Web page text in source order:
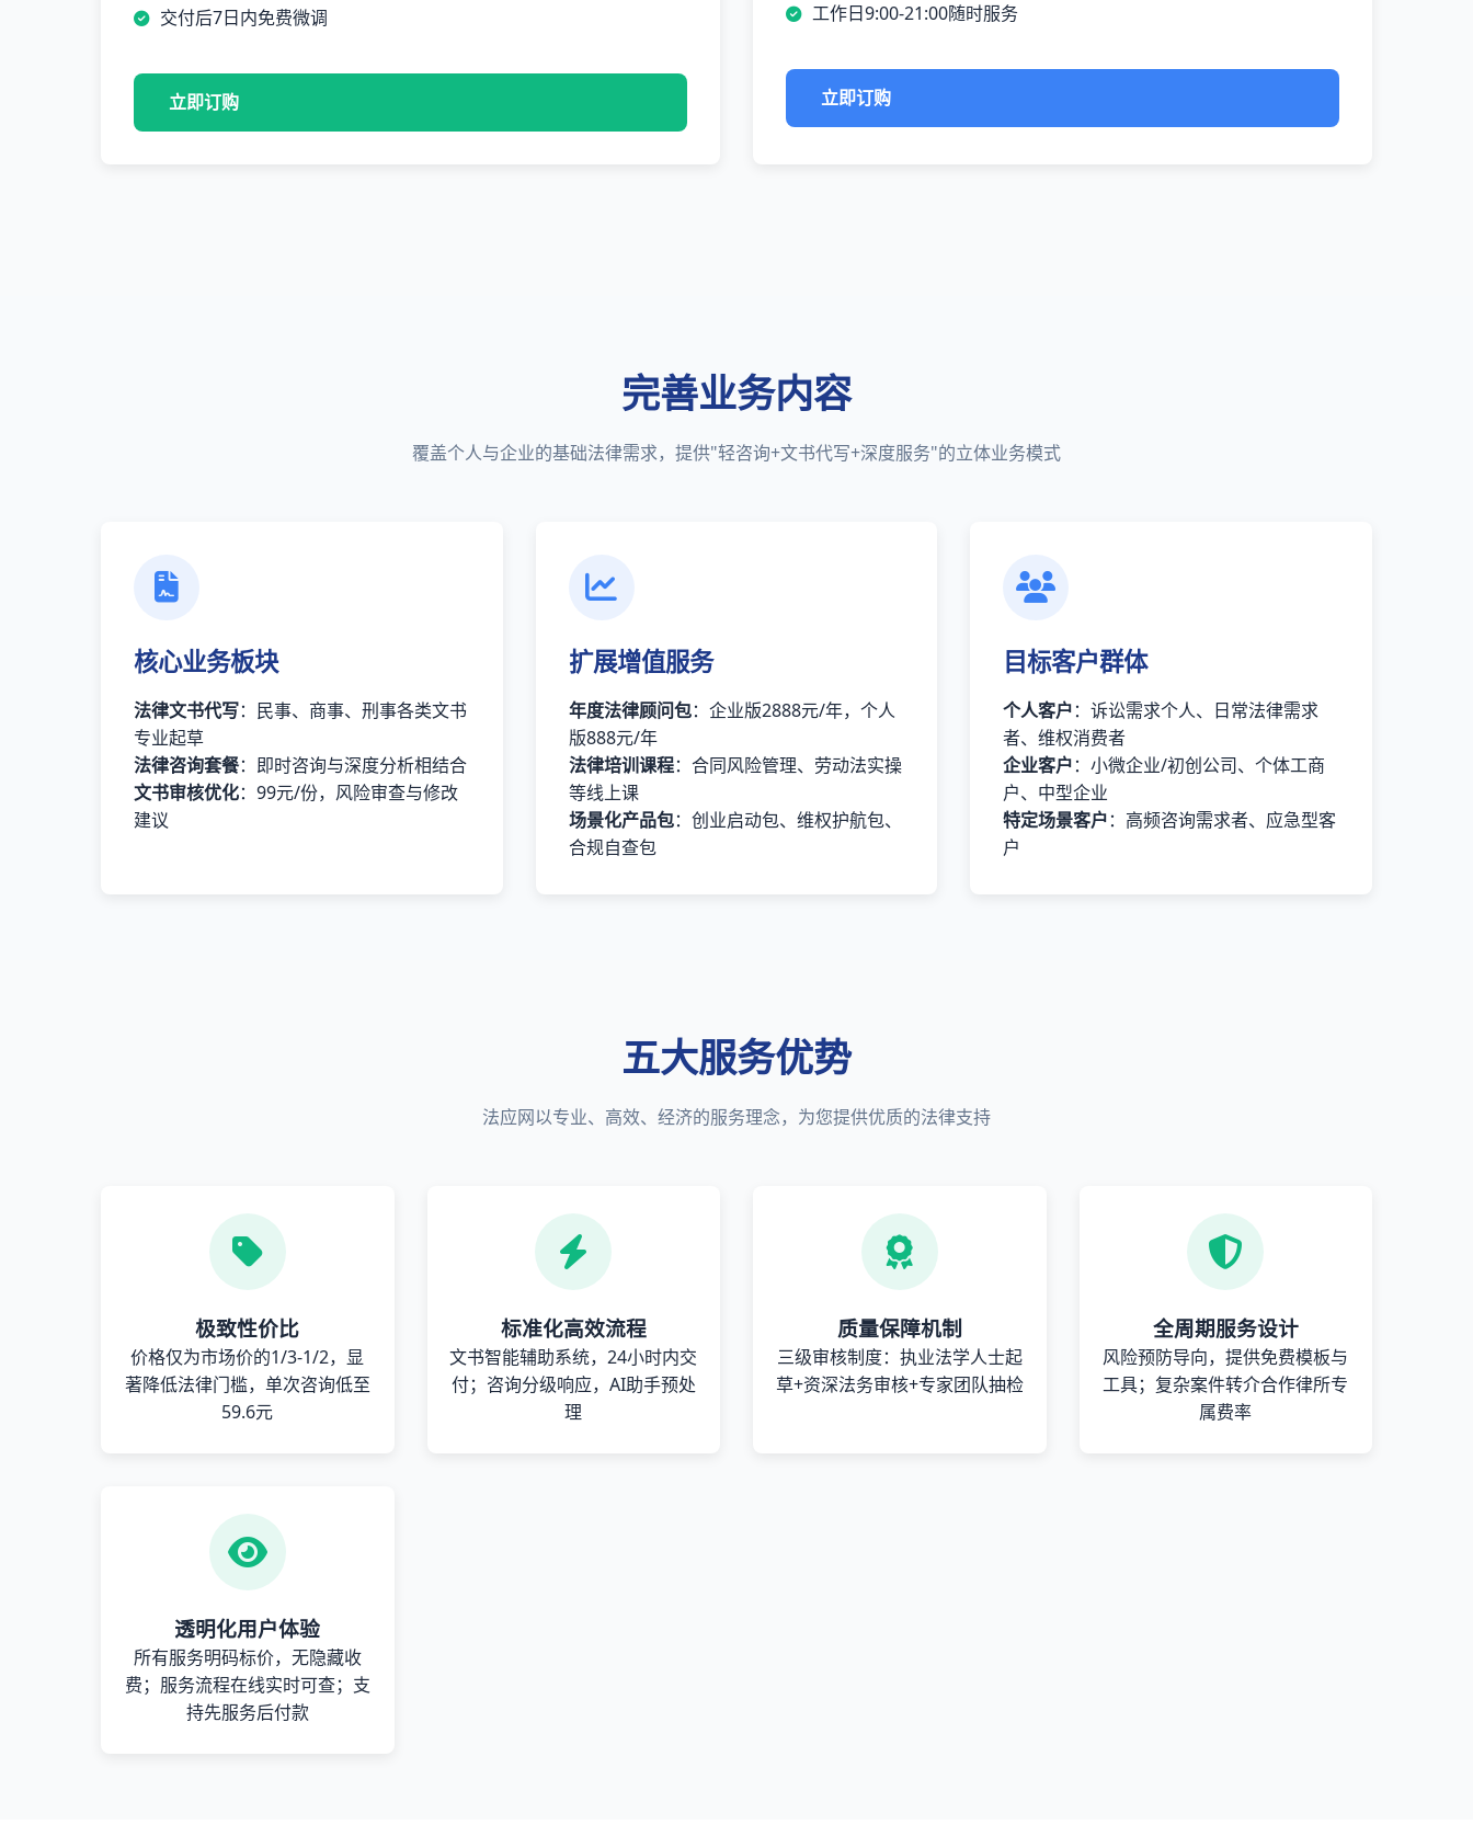
交付后7日内免费微调
立即订购
工作日9:00-21:00随时服务
立即订购
完善业务内容
覆盖个人与企业的基础法律需求，提供"轻咨询+文书代写+深度服务"的立体业务模式
核心业务板块
法律文书代写：民事、商事、刑事各类文书
专业起草
法律咨询套餐：即时咨询与深度分析相结合
文书审核优化：99元/份，风险审查与修改
建议
扩展增值服务
年度法律顾问包：企业版2888元/年，个人
版888元/年
法律培训课程：合同风险管理、劳动法实操
等线上课
场景化产品包：创业启动包、维权护航包、
合规自查包
目标客户群体
个人客户：诉讼需求个人、日常法律需求
者、维权消费者
企业客户：小微企业/初创公司、个体工商
户、中型企业
特定场景客户：高频咨询需求者、应急型客
户
五大服务优势
法应网以专业、高效、经济的服务理念，为您提供优质的法律支持
极致性价比
价格仅为市场价的1/3-1/2，显
著降低法律门槛，单次咨询低至
59.6元
标准化高效流程
文书智能辅助系统，24小时内交
付；咨询分级响应，AI助手预处
理
质量保障机制
三级审核制度：执业法学人士起
草+资深法务审核+专家团队抽检
全周期服务设计
风险预防导向，提供免费模板与
工具；复杂案件转介合作律所专
属费率
透明化用户体验
所有服务明码标价，无隐藏收
费；服务流程在线实时可查；支
持先服务后付款